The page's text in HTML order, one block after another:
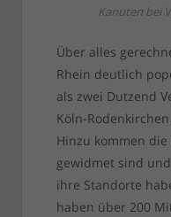
Kanuten bei
Über alles
Rhein deutlich
als zwei Dutzend
Köln-
Hinzu kommen
gewidmet sind
ihre Standorte
haben über 200